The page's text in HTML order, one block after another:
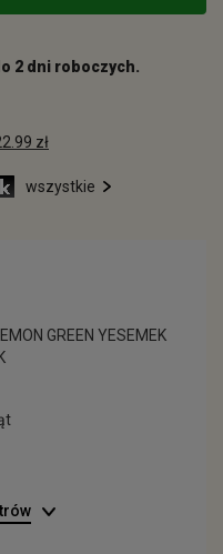
2 dni roboczych.
zł
wszystkie
GREEN YESEMEK